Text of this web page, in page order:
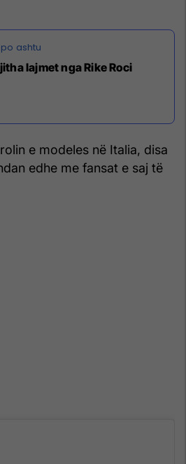
lajmet nga Rike Roci
e modeles në Italia, disa
edhe me fansat e saj të